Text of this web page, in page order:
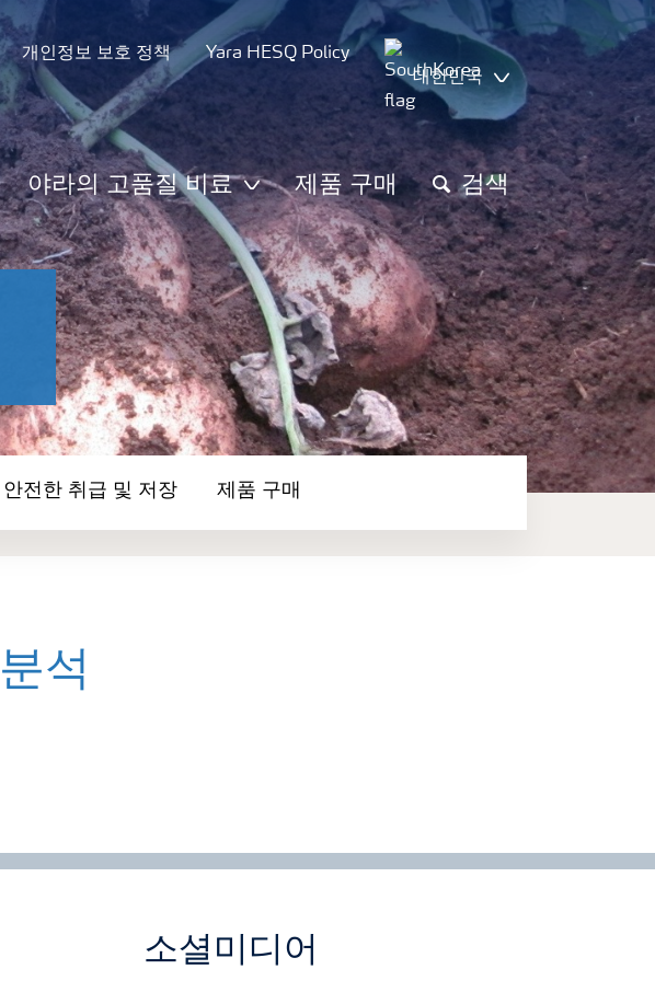
개인정보 보호 정책
Yara HESQ Policy
대한민국
야라의 고품질 비료 제품 구매 검색
전한 취급 및 저장 제품 구매
석
소셜미디어